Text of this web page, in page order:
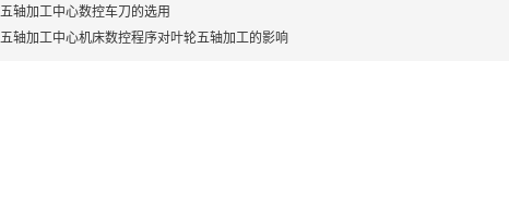
五轴加工中心数控车刀的选用
五轴加工中心机床数控程序对叶轮五轴加工的影响